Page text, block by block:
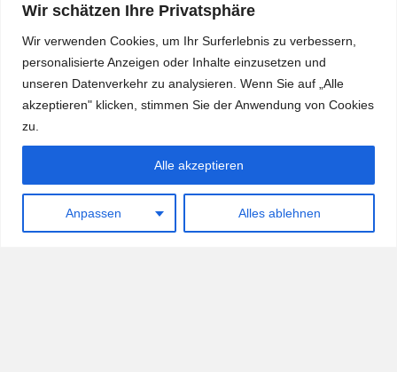
Wir schätzen Ihre Privatsphäre
Wir verwenden Cookies, um Ihr Surferlebnis zu verbessern,
personalisierte Anzeigen oder Inhalte einzusetzen und
unseren Datenverkehr zu analysieren. Wenn Sie auf „Alle
akzeptieren" klicken, stimmen Sie der Anwendung von Cookies
zu.
Anpassen Alles ablehnen
Alle akzeptieren
Anwalt Amtshaftung
Heidemann Partner - Kanzlei mit Schwerpunkt